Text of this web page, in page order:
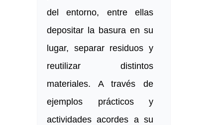
del entorno, entre ellas
depositar la basura en su
lugar, separar residuos y
reutilizar distintos
materiales. A través de
ejemplos prácticos y
actividades acordes a su